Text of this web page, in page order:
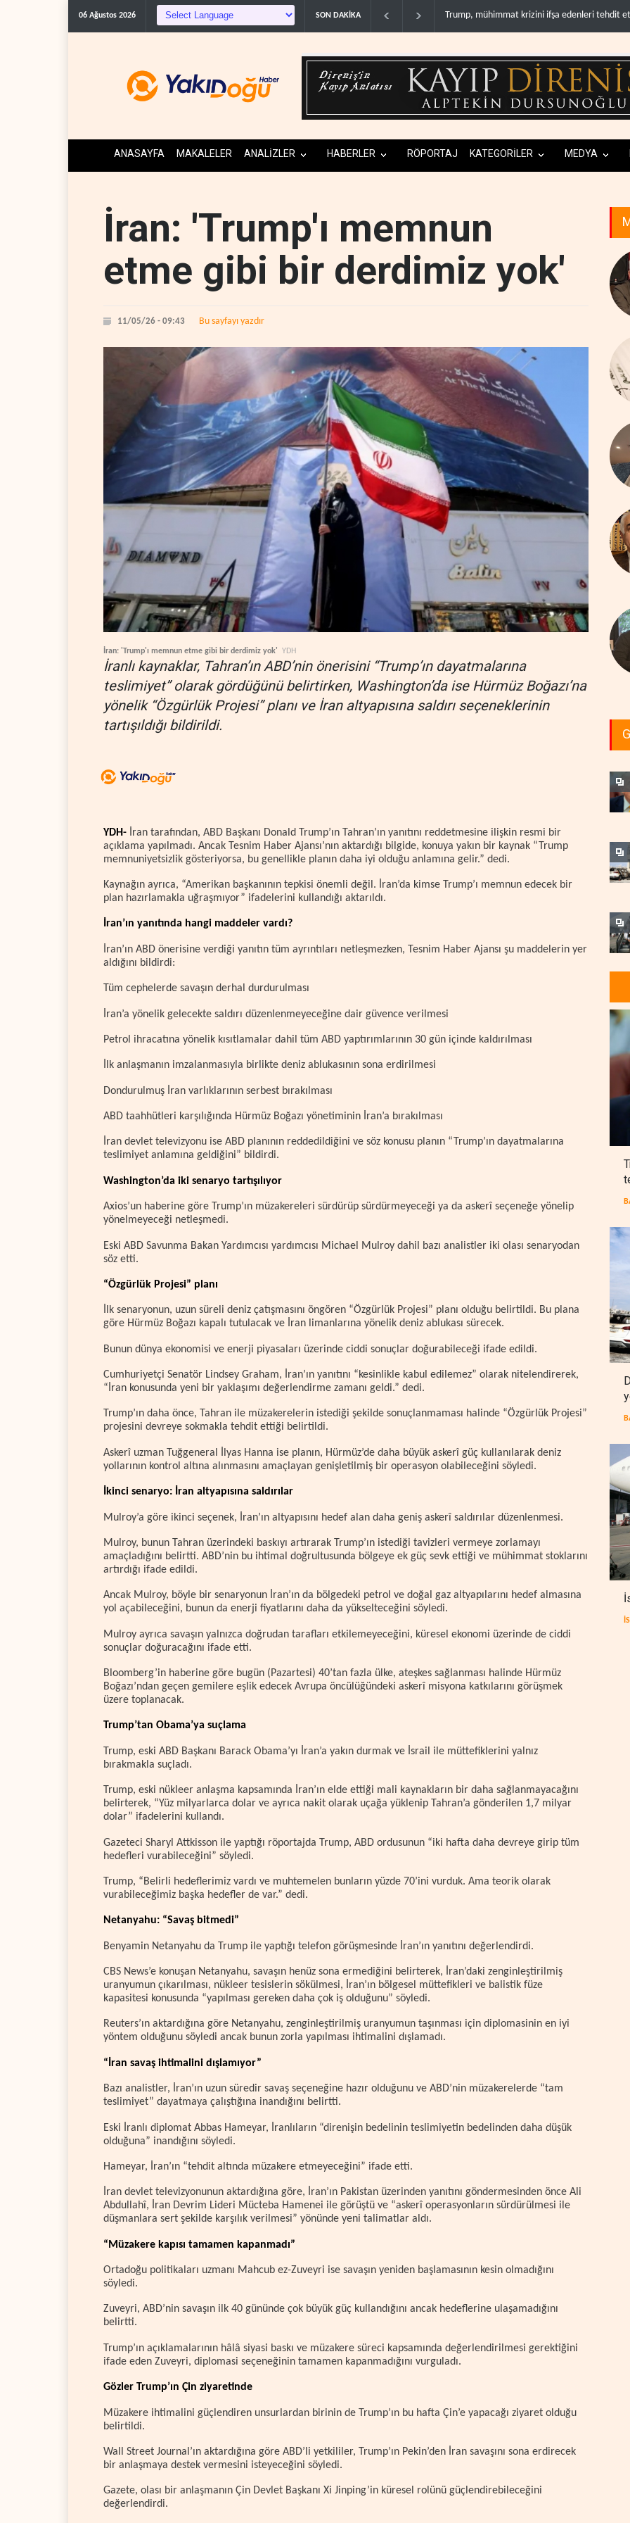
06 Ağustos 2026 SON DAKİKA Demokratlar: Trump Batı Şeria'da işgalci
ANASAYFA MAKALELER ANALİZLER HABERLER RÖPORTAJ KATEGORİLER MEDYA
İran: 'Trump'ı memnun
etme gibi bir derdimiz yok'
11/05/26 - 09:43 Bu sayfayı yazdır
İran: 'Trump'ı memnun etme gibi bir derdimiz yok' YDH
İranlı kaynaklar, Tahran’ın ABD’nin önerisini “Trump’ın dayatmalarına
teslimiyet” olarak gördüğünü belirtirken, Washington’da ise Hürmüz Boğazı’na
yönelik “Özgürlük Projesi” planı ve İran altyapısına saldırı seçeneklerinin
tartışıldığı bildirildi.
YDH- İran tarafından, ABD Başkanı Donald Trump’ın Tahran’ın yanıtını reddetmesine ilişkin resmi bir
açıklama yapılmadı. Ancak Tesnim Haber Ajansı’nın aktardığı bilgide, konuya yakın bir kaynak “Trump
memnuniyetsizlik gösteriyorsa, bu genellikle planın daha iyi olduğu anlamına gelir.” dedi.
Kaynağın ayrıca, “Amerikan başkanının tepkisi önemli değil. İran’da kimse Trump’ı memnun edecek bir
plan hazırlamakla uğraşmıyor” ifadelerini kullandığı aktarıldı.
İran’ın yanıtında hangi maddeler vardı?
İran’ın ABD önerisine verdiği yanıtın tüm ayrıntıları netleşmezken, Tesnim Haber Ajansı şu maddelerin yer
aldığını bildirdi:
Tüm cephelerde savaşın derhal durdurulması
İran’a yönelik gelecekte saldırı düzenlenmeyeceğine dair güvence verilmesi
Petrol ihracatına yönelik kısıtlamalar dahil tüm ABD yaptırımlarının 30 gün içinde kaldırılması
İlk anlaşmanın imzalanmasıyla birlikte deniz ablukasının sona erdirilmesi
Dondurulmuş İran varlıklarının serbest bırakılması
ABD taahhütleri karşılığında Hürmüz Boğazı yönetiminin İran’a bırakılması
İran devlet televizyonu ise ABD planının reddedildiğini ve söz konusu planın “Trump’ın dayatmalarına
teslimiyet anlamına geldiğini” bildirdi.
Washington’da iki senaryo tartışılıyor
Axios’un haberine göre Trump’ın müzakereleri sürdürüp sürdürmeyeceği ya da askerî seçeneğe yönelip
yönelmeyeceği netleşmedi.
Eski ABD Savunma Bakan Yardımcısı yardımcısı Michael Mulroy dahil bazı analistler iki olası senaryodan
söz etti.
“Özgürlük Projesi” planı
İlk senaryonun, uzun süreli deniz çatışmasını öngören “Özgürlük Projesi” planı olduğu belirtildi. Bu plana
göre Hürmüz Boğazı kapalı tutulacak ve İran limanlarına yönelik deniz ablukası sürecek.
Bunun dünya ekonomisi ve enerji piyasaları üzerinde ciddi sonuçlar doğurabileceği ifade edildi.
Cumhuriyetçi Senatör Lindsey Graham, İran’ın yanıtını “kesinlikle kabul edilemez” olarak nitelendirerek,
“İran konusunda yeni bir yaklaşımı değerlendirme zamanı geldi.” dedi.
Trump’ın daha önce, Tahran ile müzakerelerin istediği şekilde sonuçlanmaması halinde “Özgürlük Projesi”
projesini devreye sokmakla tehdit ettiği belirtildi.
Askerî uzman Tuğgeneral İlyas Hanna ise planın, Hürmüz’de daha büyük askerî güç kullanılarak deniz
yollarının kontrol altına alınmasını amaçlayan genişletilmiş bir operasyon olabileceğini söyledi.
İkinci senaryo: İran altyapısına saldırılar
Mulroy’a göre ikinci seçenek, İran’ın altyapısını hedef alan daha geniş askerî saldırılar düzenlenmesi.
Mulroy, bunun Tahran üzerindeki baskıyı artırarak Trump’ın istediği tavizleri vermeye zorlamayı
amaçladığını belirtti. ABD’nin bu ihtimal doğrultusunda bölgeye ek güç sevk ettiği ve mühimmat stoklarını
artırdığı ifade edildi.
Ancak Mulroy, böyle bir senaryonun İran’ın da bölgedeki petrol ve doğal gaz altyapılarını hedef almasına
yol açabileceğini, bunun da enerji fiyatlarını daha da yükselteceğini söyledi.
Mulroy ayrıca savaşın yalnızca doğrudan tarafları etkilemeyeceğini, küresel ekonomi üzerinde de ciddi
sonuçlar doğuracağını ifade etti.
Bloomberg’in haberine göre bugün (Pazartesi) 40’tan fazla ülke, ateşkes sağlanması halinde Hürmüz
Boğazı’ndan geçen gemilere eşlik edecek Avrupa öncülüğündeki askerî misyona katkılarını görüşmek
üzere toplanacak.
Trump’tan Obama’ya suçlama
Trump, eski ABD Başkanı Barack Obama’yı İran’a yakın durmak ve İsrail ile müttefiklerini yalnız
bırakmakla suçladı.
Trump, eski nükleer anlaşma kapsamında İran’ın elde ettiği mali kaynakların bir daha sağlanmayacağını
belirterek, “Yüz milyarlarca dolar ve ayrıca nakit olarak uçağa yüklenip Tahran’a gönderilen 1,7 milyar
dolar” ifadelerini kullandı.
Gazeteci Sharyl Attkisson ile yaptığı röportajda Trump, ABD ordusunun “iki hafta daha devreye girip tüm
hedefleri vurabileceğini” söyledi.
Trump, “Belirli hedeflerimiz vardı ve muhtemelen bunların yüzde 70’ini vurduk. Ama teorik olarak
vurabileceğimiz başka hedefler de var.” dedi.
Netanyahu: “Savaş bitmedi”
Benyamin Netanyahu da Trump ile yaptığı telefon görüşmesinde İran’ın yanıtını değerlendirdi.
CBS News’e konuşan Netanyahu, savaşın henüz sona ermediğini belirterek, İran’daki zenginleştirilmiş
uranyumun çıkarılması, nükleer tesislerin sökülmesi, İran’ın bölgesel müttefikleri ve balistik füze
kapasitesi konusunda “yapılması gereken daha çok iş olduğunu” söyledi.
Reuters’ın aktardığına göre Netanyahu, zenginleştirilmiş uranyumun taşınması için diplomasinin en iyi
yöntem olduğunu söyledi ancak bunun zorla yapılması ihtimalini dışlamadı.
“İran savaş ihtimalini dışlamıyor”
Bazı analistler, İran’ın uzun süredir savaş seçeneğine hazır olduğunu ve ABD’nin müzakerelerde “tam
teslimiyet” dayatmaya çalıştığına inandığını belirtti.
Eski İranlı diplomat Abbas Hameyar, İranlıların “direnişin bedelinin teslimiyetin bedelinden daha düşük
olduğuna” inandığını söyledi.
Hameyar, İran’ın “tehdit altında müzakere etmeyeceğini” ifade etti.
İran devlet televizyonunun aktardığına göre, İran’ın Pakistan üzerinden yanıtını göndermesinden önce Ali
Abdullahî, İran Devrim Lideri Mücteba Hamenei ile görüştü ve “askerî operasyonların sürdürülmesi ile
düşmanlara sert şekilde karşılık verilmesi” yönünde yeni talimatlar aldı.
“Müzakere kapısı tamamen kapanmadı”
Ortadoğu politikaları uzmanı Mahcub ez-Zuveyri ise savaşın yeniden başlamasının kesin olmadığını
söyledi.
Zuveyri, ABD’nin savaşın ilk 40 gününde çok büyük güç kullandığını ancak hedeflerine ulaşamadığını
belirtti.
Trump’ın açıklamalarının hâlâ siyasi baskı ve müzakere süreci kapsamında değerlendirilmesi gerektiğini
ifade eden Zuveyri, diplomasi seçeneğinin tamamen kapanmadığını vurguladı.
Gözler Trump’ın Çin ziyaretinde
Müzakere ihtimalini güçlendiren unsurlardan birinin de Trump’ın bu hafta Çin’e yapacağı ziyaret olduğu
belirtildi.
Wall Street Journal’ın aktardığına göre ABD’li yetkililer, Trump’ın Pekin’den İran savaşını sona erdirecek
bir anlaşmaya destek vermesini isteyeceğini söyledi.
Gazete, olası bir anlaşmanın Çin Devlet Başkanı Xi Jinping’in küresel rolünü güçlendirebileceğini
değerlendirdi.